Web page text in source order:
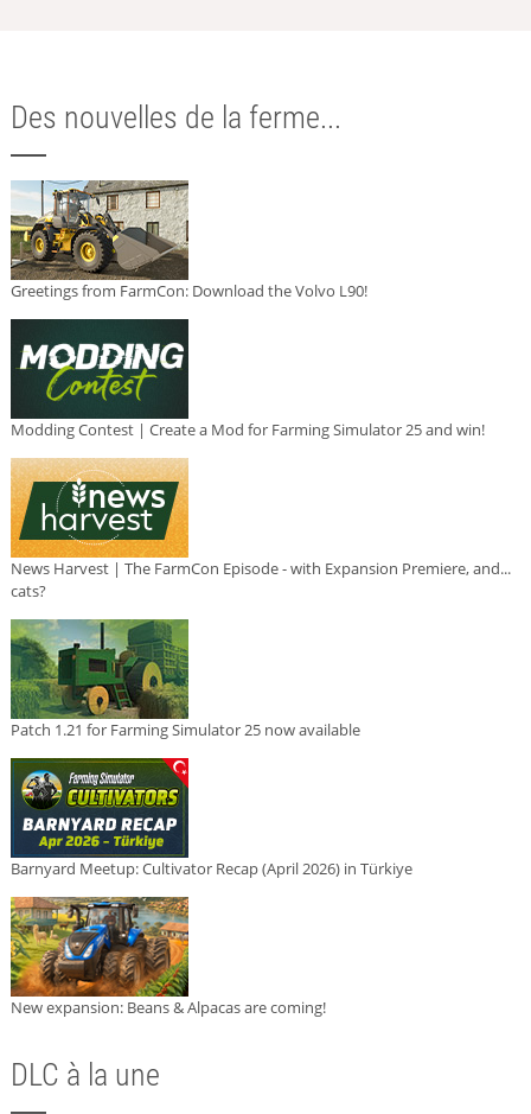
Des nouvelles de la ferme...
Greetings from FarmCon: Download the Volvo L90!
Modding Contest | Create a Mod for Farming Simulator 25 and win!
News Harvest | The FarmCon Episode - with Expansion Premiere, and...
cats?
Patch 1.21 for Farming Simulator 25 now available
Barnyard Meetup: Cultivator Recap (April 2026) in Türkiye
New expansion: Beans & Alpacas are coming!
DLC à la une